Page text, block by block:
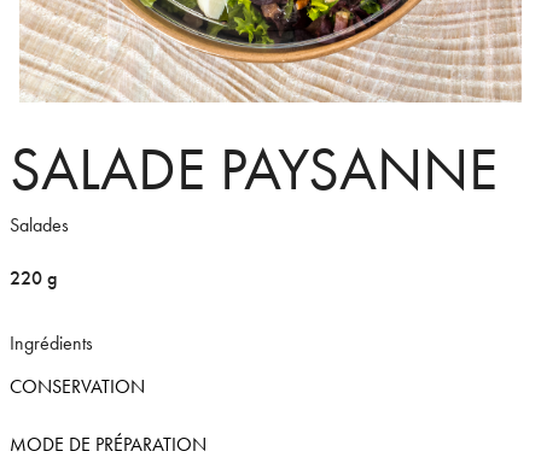
SALADE PAYSANNE
Salades
220 g
Ingrédients
CONSERVATION
MODE DE PRÉPARATION